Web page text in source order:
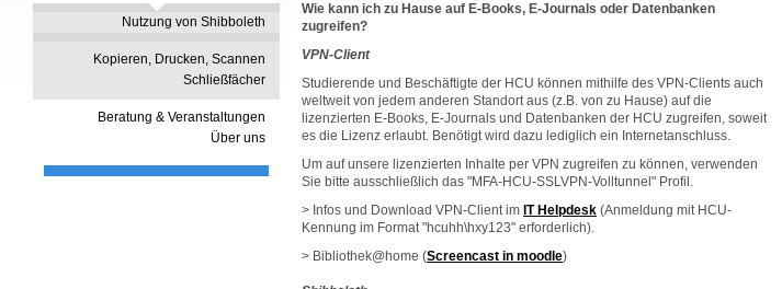
Nutzung von Shibboleth
Kopieren, Drucken, Scannen
Schließfächer
Beratung & Veranstaltungen
Über uns
Wie kann ich zu Hause auf E-Books, E-Journals oder Datenbanken
zugreifen?
VPN-Client
Studierende und Beschäftigte der HCU können mithilfe des VPN-Clients auch
weltweit von jedem anderen Standort aus (z.B. von zu Hause) auf die
lizenzierten E-Books, E-Journals und Datenbanken der HCU zugreifen, soweit
es die Lizenz erlaubt. Benötigt wird dazu lediglich ein Internetanschluss.
Um auf unsere lizenzierten Inhalte per VPN zugreifen zu können, verwenden
Sie bitte ausschließlich das "MFA-HCU-SSLVPN-Volltunnel" Profil.
> Infos und Download VPN-Client im IT Helpdesk (Anmeldung mit HCU-
Kennung im Format "hcuhh\hxy123" erforderlich).
> Bibliothek@home (Screencast in moodle)